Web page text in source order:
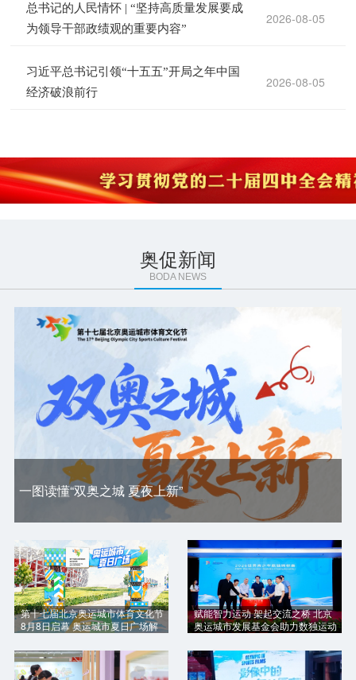
总书记的人民情怀 | “坚持高质量发展要成
为领导干部政绩观的重要内容”
2026-08-05
习近平总书记引领“十五五”开局之年中国
经济破浪前行
2026-08-05
奥促新闻
BODA NEWS
一图读懂“双奥之城 夏夜上新”
第十七届北京奥运城市体育文化节
8月8日启幕 奥运城市夏日广场解
赋能智力运动 架起交流之桥 北京
奥运城市发展基金会助力数独运动